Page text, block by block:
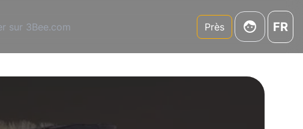
sur 3Bee.com Près FR